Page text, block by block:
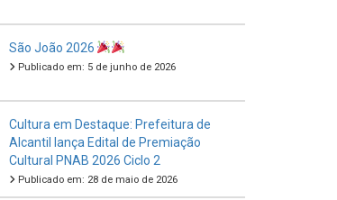
São João 2026
Publicado em: 5 de junho de 2026
Cultura em Destaque: Prefeitura de
Alcantil lança Edital de Premiação
Cultural PNAB 2026 Ciclo 2
Publicado em: 28 de maio de 2026